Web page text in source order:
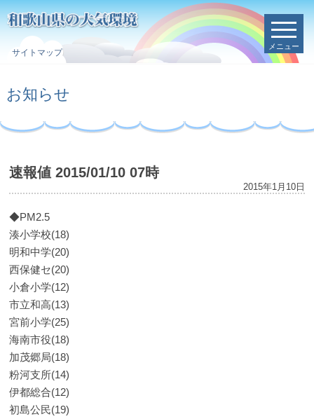
サイトマップ
メニュー
お知らせ
速報値 2015/01/10 07時
2015年1月10日
◆PM2.5
湊小学校(18)
明和中学(20)
西保健セ(20)
小倉小学(12)
市立和高(13)
宮前小学(25)
海南市役(18)
加茂郷局(18)
粉河支所(14)
伊都総合(12)
初島公民(19)